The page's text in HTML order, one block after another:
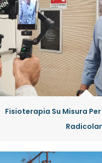
Fisioterapia Su Misura